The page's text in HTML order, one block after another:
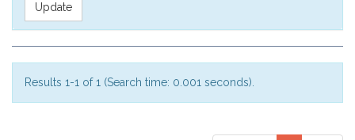
Results 1-1 of 1 (Search time: 0.001 seconds).